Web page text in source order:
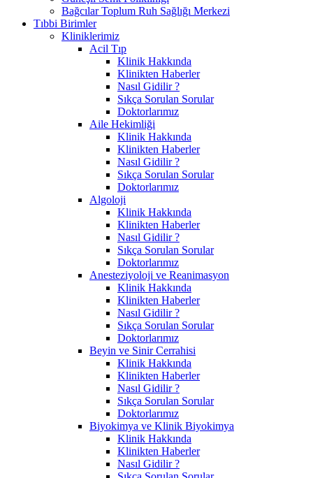
Bağcılar Toplum Ruh Sağlığı Merkezi
Tıbbi Birimler
Kliniklerimiz
Acil Tıp
Klinik Hakkında
Klinikten Haberler
Nasıl Gidilir ?
Sıkça Sorulan Sorular
Doktorlarımız
Aile Hekimliği
Klinik Hakkında
Klinikten Haberler
Nasıl Gidilir ?
Sıkça Sorulan Sorular
Doktorlarımız
Algoloji
Klinik Hakkında
Klinikten Haberler
Nasıl Gidilir ?
Sıkça Sorulan Sorular
Doktorlarımız
Anesteziyoloji ve Reanimasyon
Klinik Hakkında
Klinikten Haberler
Nasıl Gidilir ?
Sıkça Sorulan Sorular
Doktorlarımız
Beyin ve Sinir Cerrahisi
Klinik Hakkında
Klinikten Haberler
Nasıl Gidilir ?
Sıkça Sorulan Sorular
Doktorlarımız
Biyokimya ve Klinik Biyokimya
Klinik Hakkında
Klinikten Haberler
Nasıl Gidilir ?